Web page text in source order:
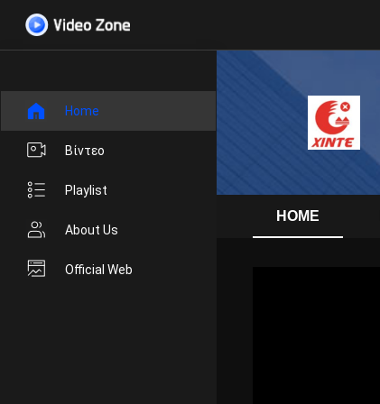
Home
Βίντεο
Playlist
About Us
Official Web
HOME